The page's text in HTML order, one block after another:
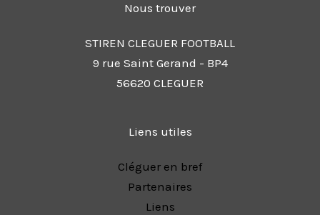
Nous trouver
STIREN CLEGUER FOOTBALL
9 rue Saint Gerand - BP4
56620 CLEGUER
Liens utiles
Cléguer en bref
Partenaires
Liens